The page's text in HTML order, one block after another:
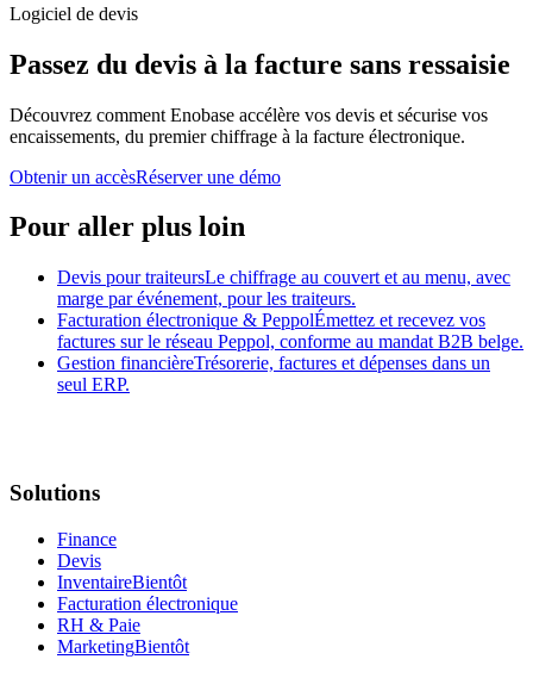
Logiciel de devis
Passez du devis à la facture sans ressaisie
Découvrez comment Enobase accélère vos devis et sécurise vos
encaissements, du premier chiffrage à la facture électronique.
Obtenir un accèsRéserver une démo
Pour aller plus loin
Devis pour traiteursLe chiffrage au couvert et au menu, avec
marge par événement, pour les traiteurs.
Facturation électronique & PeppolÉmettez et recevez vos
factures sur le réseau Peppol, conforme au mandat B2B belge.
Gestion financièreTrésorerie, factures et dépenses dans un
seul ERP.
Solutions
Finance
Devis
InventaireBientôt
Facturation électronique
RH & Paie
MarketingBientôt